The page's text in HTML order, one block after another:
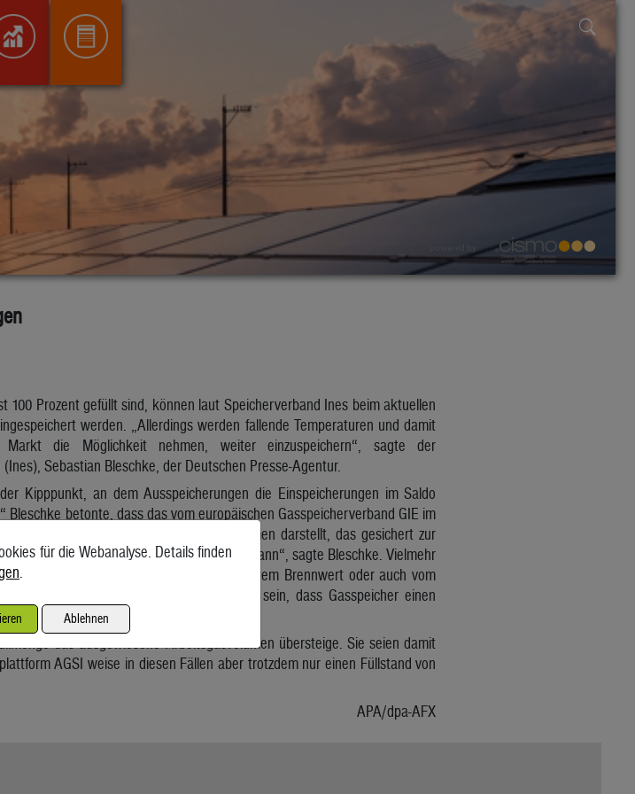
100 Prozent gefüllt sind, können laut Speicherverband Ines beim aktuellen
werden. „Allerdings werden fallende Temperaturen und damit
Markt die Möglichkeit nehmen, weiter einzuspeichern“, sagte der
Sebastian Bleschke, der Deutschen Presse-Agentur.
Kipppunkt, an dem Ausspeicherungen die Einspeicherungen im Saldo
betonte, dass das vom europäischen Gasspeicherverband GIE im
der Speicher lediglich das Speichervolumen darstellt, das gesichert zur
Tank vergleichbar, der voll oder leer sein kann“, sagte Bleschke. Vielmehr
wie etwa der Temperatur, dem Brennwert oder auch vom
Bedingungen kann es durchaus sein, dass Gasspeicher einen
das ausgewiesene Arbeitsgasvolumen übersteige. Sie seien damit
AGSI weise in diesen Fällen aber trotzdem nur einen Füllstand von
APA/dpa-AFX
für die Webanalyse. Details finden
.
Ablehnen